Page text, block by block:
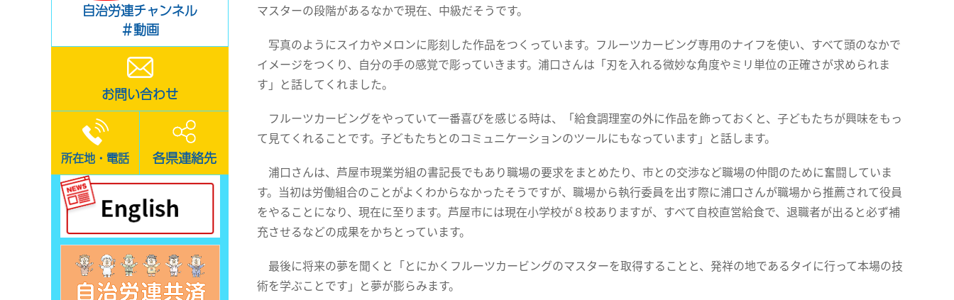
自治労連チャンネル
＃動画
お問い合わせ
所在地・電話 各県連絡先
マスターの段階があるなかで現在、中級だそうです。
写真のようにスイカやメロンに彫刻した作品をつくっています。フルーツカービング専用のナイフを使い、すべて頭のなかで
イメージをつくり、自分の手の感覚で彫っていきます。浦口さんは「刃を入れる微妙な角度やミリ単位の正確さが求められま
す」と話してくれました。
フルーツカービングをやっていて一番喜びを感じる時は、「給食調理室の外に作品を飾っておくと、子どもたちが興味をもっ
て見てくれることです。子どもたちとのコミュニケーションのツールにもなっています」と話します。
浦口さんは、芦屋市現業労組の書記長でもあり職場の要求をまとめたり、市との交渉など職場の仲間のために奮闘していま
す。当初は労働組合のことがよくわからなかったそうですが、職場から執行委員を出す際に浦口さんが職場から推薦されて役員
をやることになり、現在に至ります。芦屋市には現在小学校が８校ありますが、すべて自校直営給食で、退職者が出ると必ず補
充させるなどの成果をかちとっています。
最後に将来の夢を聞くと「とにかくフルーツカービングのマスターを取得することと、発祥の地であるタイに行って本場の技
術を学ぶことです」と夢が膨らみます。